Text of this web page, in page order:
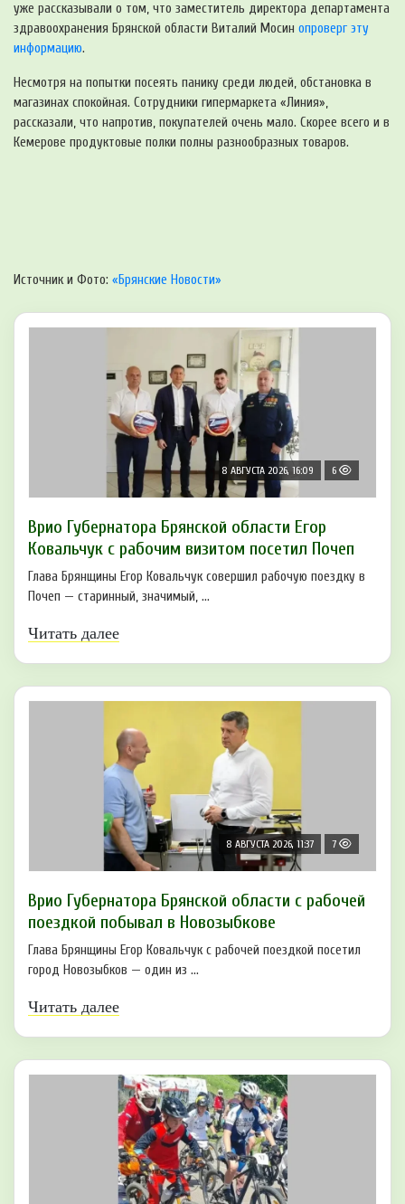
уже рассказывали о том, что заместитель директора департамента
здравоохранения Брянской области Виталий Мосин опроверг эту
информацию.
Несмотря на попытки посеять панику среди людей, обстановка в
магазинах спокойная. Сотрудники гипермаркета «Линия»,
рассказали, что напротив, покупателей очень мало. Скорее всего и в
Кемерове продуктовые полки полны разнообразных товаров.
Источник и Фото: «Брянские Новости»
8 АВГУСТА 2026, 16:09 6
Врио Губернатора Брянской области Егор
Ковальчук с рабочим визитом посетил Почеп
Глава Брянщины Егор Ковальчук совершил рабочую поездку в
Почеп — старинный, значимый, ...
Читать далее
8 АВГУСТА 2026, 11:37 7
Врио Губернатора Брянской области с рабочей
поездкой побывал в Новозыбкове
Глава Брянщины Егор Ковальчук с рабочей поездкой посетил
город Новозыбков — один из ...
Читать далее